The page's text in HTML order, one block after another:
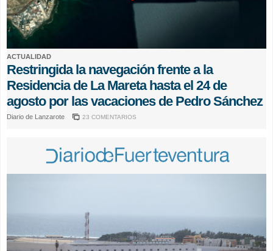
ACTUALIDAD
Restringida la navegación frente a la
Residencia de La Mareta hasta el 24 de
agosto por las vacaciones de Pedro Sánchez
Diario de Lanzarote 23 COMENTARIOS